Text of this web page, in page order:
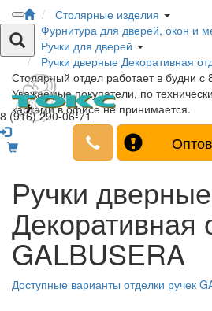
8 (916) 290-06-71
Столярные изделия
Фурнитура для дверей, окон и
Ручки для дверей
Ручки дверные Декоративная
Столярный отдел работает в будни с
Уважаемые покупатели, по
картами в офисе не принимается.
Ручки дверные
Декоративная
GALBUSERA
Доступные варианты отделки ручек